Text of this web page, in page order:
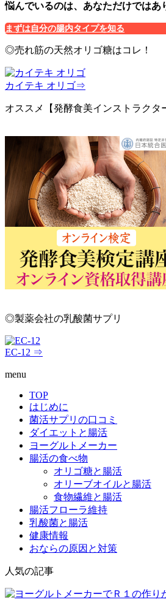
悩んでいるのは、あなただけではあ
まずは自分の腸内タイプを知る
◎売れ筋の天然オリゴ糖はコレ！
カイテキ オリゴ⇒
オススメ【発酵食美インストラクタ
◎製薬会社の乳酸菌サプリ
EC-12 ⇒
menu
TOP
はじめに
菌活サプリの口コミ
ダイエットと腸活
ヨーグルトメーカー
腸活の食べ物
オリゴ糖と腸活
オリーブオイルと腸活
食物繊維と腸活
腸活フローラ維持
乳酸菌と腸活
健康情報
おならの原因と対策
人気の記事